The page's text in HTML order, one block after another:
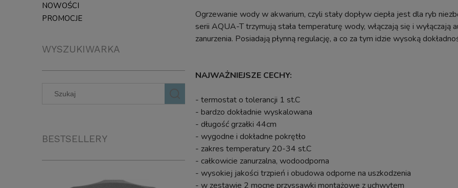
NOWOŚCI
PROMOCJE
WYSZUKIWARKA
BESTSELLERY
Ogrzewanie wody w akwarium, czyli stały dopływ ciepła jest dla ryb
serii AQUA-T trzymują stała temperaturę wody, włączają się i wyłączają
zanurzenia. Posiadają płynną regulację, a co za tym idzie wysoką
NAJWAŻNIEJSZE CECHY:
- termostat o tolerancji 1 st.C
- bardzo dokładnie wyskalowana
- długość grzałki 44cm
- wygodne i dokładne pokrętło
- zakres temperatury 20-34 st.C
- całkowicie zanurzalna, wodoodporna
- wysokiej jakości trzpień i obudowa odporne na uszkodzenia
- w zestawie 2 mocne przyssawki montażowe z uchwytem